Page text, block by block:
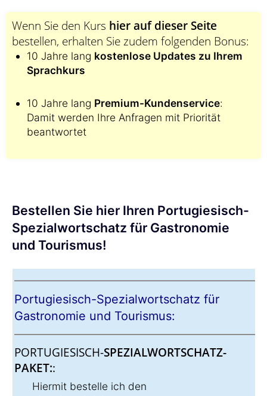
Wenn Sie den Kurs hier auf dieser Seite
bestellen, erhalten Sie zudem folgenden Bonus:
10 Jahre lang kostenlose Updates zu Ihrem
Sprachkurs
10 Jahre lang Premium-Kundenservice:
Damit werden Ihre Anfragen mit Priorität
beantwortet
Bestellen Sie hier Ihren Portugiesisch-
Spezialwortschatz für Gastronomie
und Tourismus!
Portugiesisch-Spezialwortschatz für
Gastronomie und Tourismus:
PORTUGIESISCH-SPEZIALWORTSCHATZ-
PAKET::
Hiermit bestelle ich den